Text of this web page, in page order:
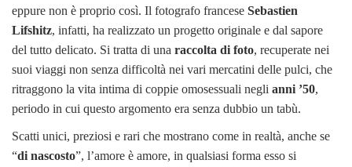
eppure non è proprio così. Il fotografo francese Sebastien
Lifshitz, infatti, ha realizzato un progetto originale e dal sapore
del tutto delicato. Si tratta di una raccolta di foto, recuperate nei
suoi viaggi non senza difficoltà nei vari mercatini delle pulci, che
ritraggono la vita intima di coppie omosessuali negli anni ’50,
periodo in cui questo argomento era senza dubbio un tabù.
Scatti unici, preziosi e rari che mostrano come in realtà, anche se
“di nascosto”, l’amore è amore, in qualsiasi forma esso si